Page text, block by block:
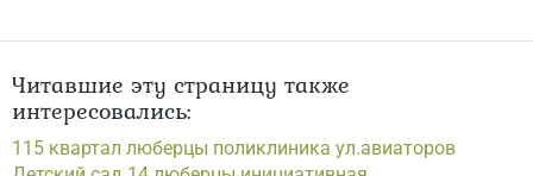
Читавшие эту страницу также
интересовались:
115 квартал люберцы поликлиника ул.авиаторов